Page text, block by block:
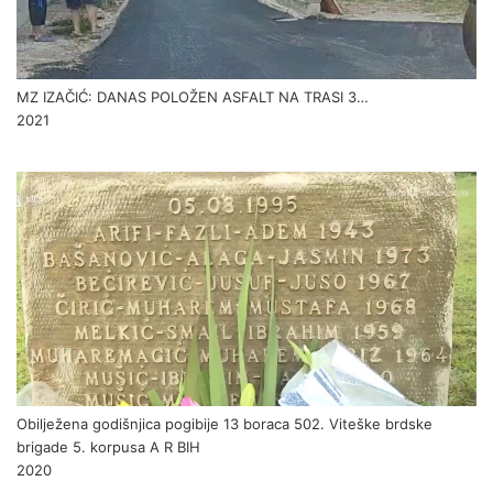
MZ IZAČIĆ: DANAS POLOŽEN ASFALT NA TRASI 3…
2021
Obilježena godišnjica pogibije 13 boraca 502. Viteške brdske
brigade 5. korpusa A R BIH
2020